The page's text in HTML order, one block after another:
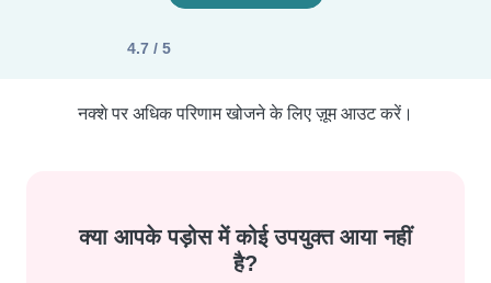
4.7 / 5
नक्शे पर अधिक परिणाम खोजने के लिए ज़ूम आउट करें।
क्या आपके पड़ोस में कोई उपयुक्त आया नहीं
है?